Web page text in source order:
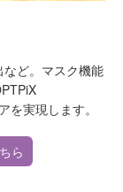
ど。マスク機能
実現します。
ら